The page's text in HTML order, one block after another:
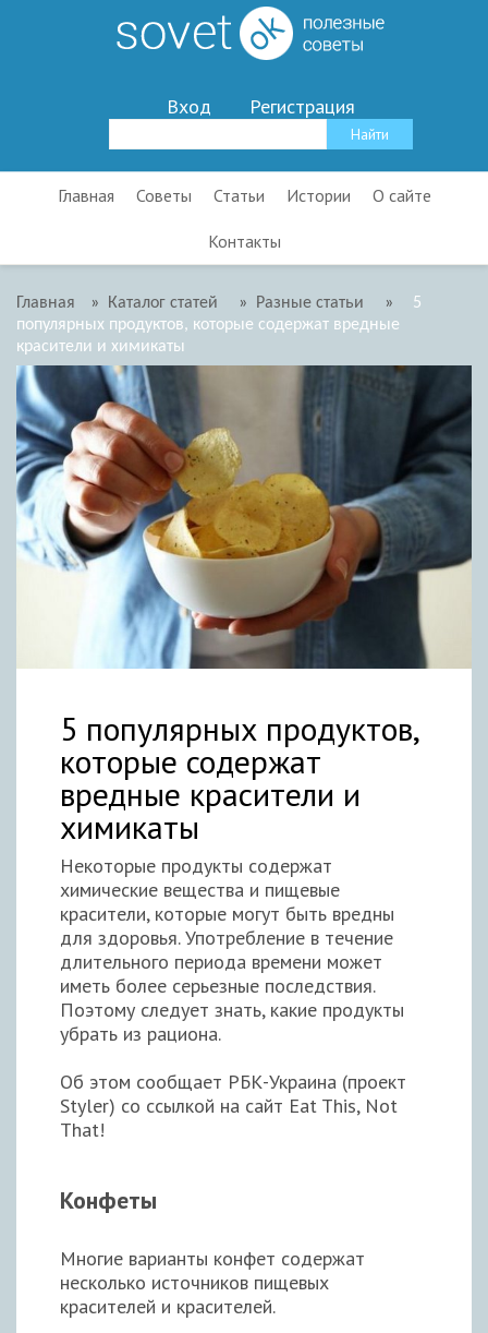
Вход Регистрация
Главная Советы Статьи Истории О сайте
Контакты
Главная » Каталог статей » Разные статьи »
5
популярных продуктов, которые содержат вредные
красители и химикаты
5 популярных продуктов,
которые содержат
вредные красители и
химикаты
Некоторые продукты содержат
химические вещества и пищевые
красители, которые могут быть вредны
для здоровья. Употребление в течение
длительного периода времени может
иметь более серьезные последствия.
Поэтому следует знать, какие продукты
убрать из рациона.
Об этом сообщает РБК-Украина (проект
Styler) со ссылкой на сайт Eat This, Not
That!
Конфеты
Многие варианты конфет содержат
несколько источников пищевых
красителей и красителей.